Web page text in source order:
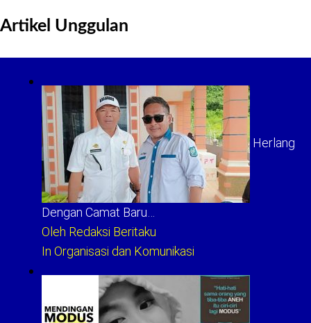
Artikel Unggulan
Herlang
Dengan Camat Baru…
Oleh Redaksi Beritaku
In Organisasi dan Komunikasi